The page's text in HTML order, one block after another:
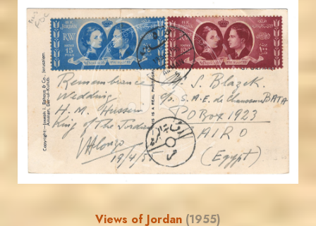
JS
JORDANSTAMPS.COM
EST. 2007
Views of Jordan (1955)